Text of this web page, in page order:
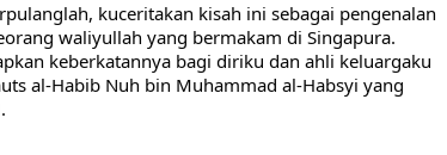
kuceritakan kisah ini sebagai pengenalan
waliyullah yang bermakam di Singapura.
keberkatannya bagi diriku dan ahli keluargaku
al-Habib Nuh bin Muhammad al-Habsyi yang